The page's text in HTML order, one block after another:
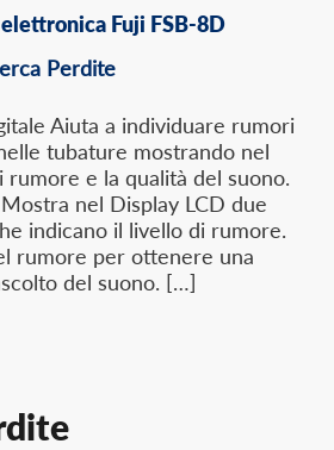
Fuji FSB-8D
Perdite
Aiuta a individuare rumori
tubature mostrando nel
rumore e la qualità del suono.
nel Display LCD due
indicano il livello di rumore.
rumore per ottenere una
del suono. […]